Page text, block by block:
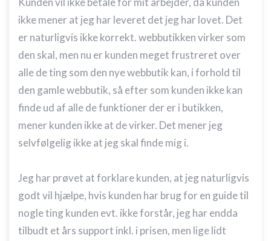
ikke mener at jeg har leveret det jeg har lovet. Det
er naturligvis ikke korrekt. webbutikken virker som
den skal, men nu er kunden meget frustreret over
alle de ting som den nye webbutik kan, i forhold til
den gamle webbutik, så efter som kunden ikke kan
finde ud af alle de funktioner der er i butikken,
mener kunden ikke at de virker. Det mener jeg
selvfølgelig ikke at jeg skal finde mig i.
Jeg har prøvet at forklare kunden, at jeg naturligvis
godt vil hjælpe, hvis kunden har brug for en guide til
nogle ting kunden evt. ikke forstår, jeg har endda
tilbudt et års support inkl. i prisen, men lige lidt